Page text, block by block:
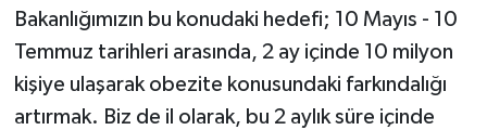
Bakanlığımızın bu konudaki hedefi; 10 Mayıs - 10
Temmuz tarihleri arasında, 2 ay içinde 10 milyon
kişiye ulaşarak obezite konusundaki farkındalığı
artırmak. Biz de il olarak, bu 2 aylık süre içinde